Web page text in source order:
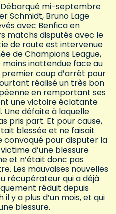
Débarqué mi-septembre
Schmidt, Bruno Lage
avec Benfica en
matchs disputés avec le
de route est intervenue
de Champions League,
inattendue face au
coup d’arrêt pour
réalisé un très bon
en remportant ses
une victoire éclatante
Une défaite à laquelle
pris part. Et pour cause,
blessée et ne faisait
pour disputer la
d’une blessure
et n’était donc pas
Les mauvaises nouvelles
récupérateur qui a déjà
réduit depuis
y a plus d’un mois, et qui
blessure.